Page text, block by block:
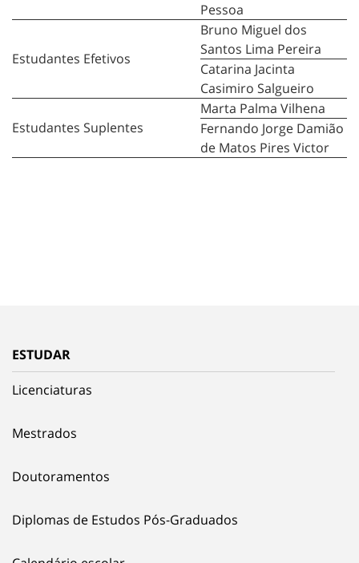
Pessoa
Estudantes Efetivos
Bruno Miguel dos
Santos Lima Pereira
Catarina Jacinta
Casimiro Salgueiro
Estudantes Suplentes
Marta Palma Vilhena
Fernando Jorge Damião
de Matos Pires Victor
ESTUDAR
Licenciaturas
Mestrados
Doutoramentos
Diplomas de Estudos Pós-Graduados